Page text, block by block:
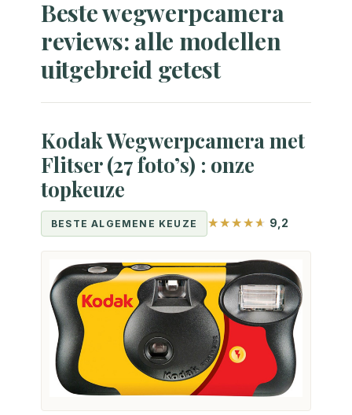
Beste wegwerpcamera
reviews: alle modellen
uitgebreid getest
Kodak Wegwerpcamera met
Flitser (27 foto’s) : onze
topkeuze
BESTE ALGEMENE KEUZE 9,2